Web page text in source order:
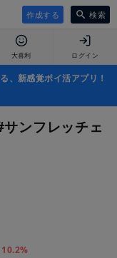
作成する 検索
大喜利 ログイン
、新感覚ポイ活アプリ！
ンフレッチェ
10.2%